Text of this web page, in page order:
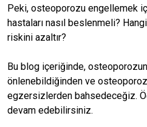
Peki, osteoporozu engellemek
hastaları nasıl beslenmeli?
riskini azaltır?
Bu blog içeriğinde,
önlenebildiğinden ve
egzersizlerden bahsedeceğiz.
devam edebilirsiniz.